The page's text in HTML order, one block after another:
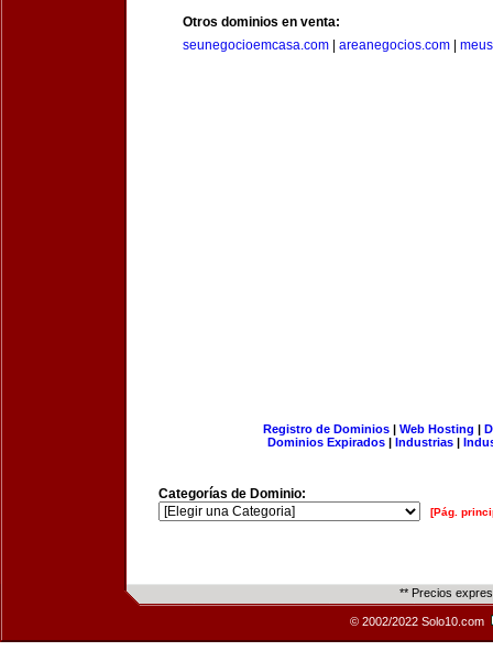
Otros dominios en venta:
seunegocioemcasa.com
areanegocios.com
Registro de Dominios| Web Hosting |
Dominios Expirados | Industrias |
Categorías de Dominio:
[Pág.
** Precios
© 2002/2022 Solo10.com